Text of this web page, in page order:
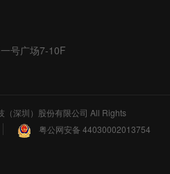
号广场7-10F
深圳）股份有限公司 All Rights
粤公网安备 44030002013754